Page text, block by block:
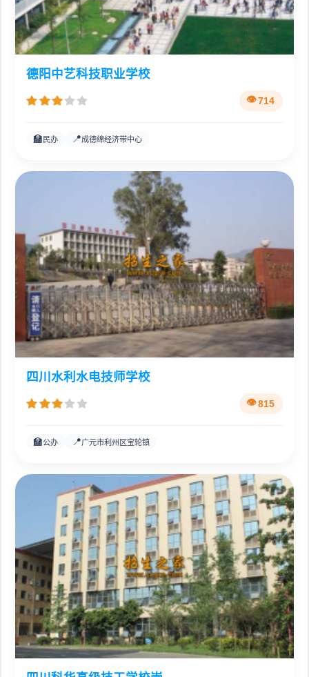
德阳中艺科技职业学校
714
🏫 民办 📍成德绵经济带中心
四川水利水电技师学校
815
🏫公办 📍广元市利州区宝轮镇